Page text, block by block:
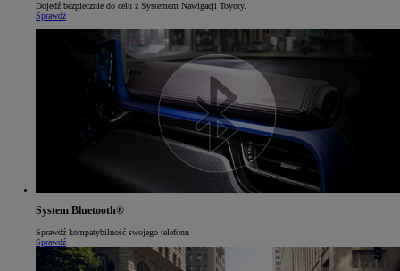
Dojedź bezpiecznie do celu z Systemem Nawigacji Toyoty.
Sprawdź
System Bluetooth®
Sprawdź kompatybilność swojego telefonu
Sprawdź